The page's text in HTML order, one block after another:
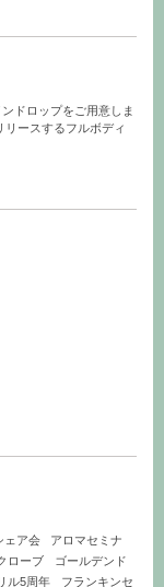
ドロップをご用意しま
リースするフルボディ
ェア会
アロマセミナ
ローブ
ゴールデンド
ル5周年 フランキンセ